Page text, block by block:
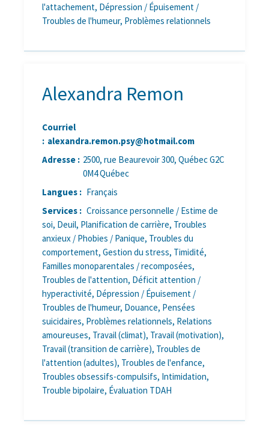
l'attachement, Dépression / Épuisement /
Troubles de l'humeur, Problèmes relationnels
Alexandra Remon
Courriel
: alexandra.remon.psy@hotmail.com
Adresse : 2500, rue Beaurevoir 300, Québec G2C
0M4 Québec
Langues : Français
Services : Croissance personnelle / Estime de
soi, Deuil, Planification de carrière, Troubles
anxieux / Phobies / Panique, Troubles du
comportement, Gestion du stress, Timidité,
Familles monoparentales / recomposées,
Troubles de l'attention, Déficit attention /
hyperactivité, Dépression / Épuisement /
Troubles de l'humeur, Douance, Pensées
suicidaires, Problèmes relationnels, Relations
amoureuses, Travail (climat), Travail (motivation),
Travail (transition de carrière), Troubles de
l'attention (adultes), Troubles de l'enfance,
Troubles obsessifs-compulsifs, Intimidation,
Trouble bipolaire, Évaluation TDAH